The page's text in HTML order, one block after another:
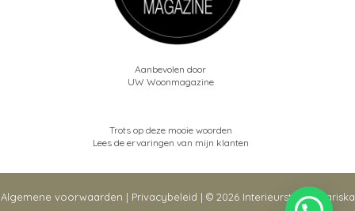
Aanbevolen door
UW Woonmagazine
Trots op deze mooie woorden
Lees de ervaringen van mijn klanten
Algemene voorwaarden | Privacybeleid | © 2026 Interieurstudio Mariska